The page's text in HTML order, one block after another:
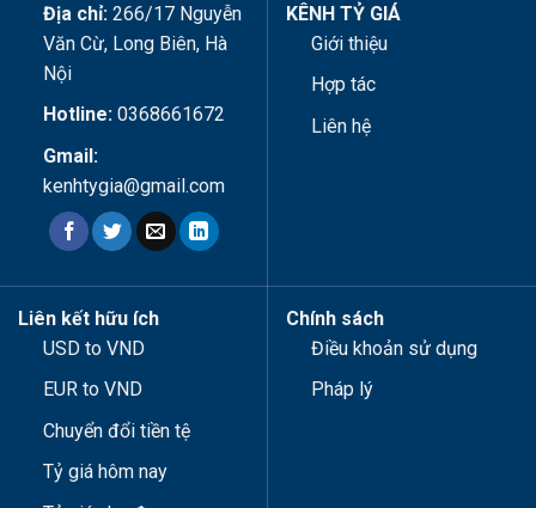
Địa chỉ:266/17 Nguyễn
Văn Cừ, Long Biên, Hà
Nội
Hotline:0368661672
Gmail:
kenhtygia@gmail.com
KÊNH TỶ GIÁ
Giới thiệu
Hợp tác
Liên hệ
Liên kết hữu ích
USD to VND
EUR to VND
Chuyển đổi tiền tệ
Tỷ giá hôm nay
Chính sách
Điều khoản sử dụng
Pháp lý